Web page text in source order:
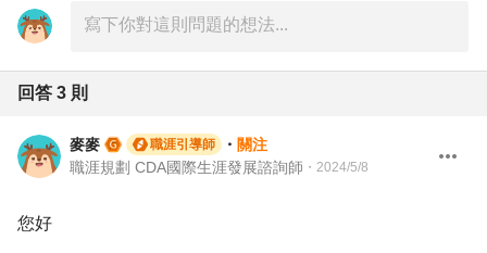
回答 3 則
麥麥 職涯引導師 ・ 關注
職涯規劃 CDA國際生涯發展諮詢師 ・ 2024/5/8
您好